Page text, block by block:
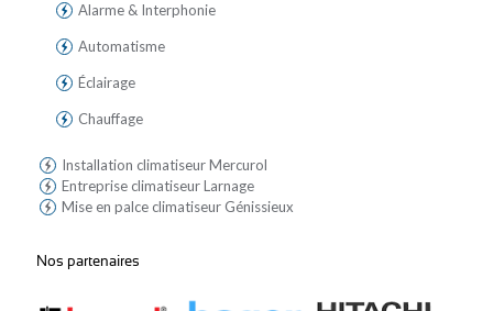
Alarme & Interphonie
Automatisme
Éclairage
Chauffage
Installation climatiseur Mercurol
Entreprise climatiseur Larnage
Mise en palce climatiseur Génissieux
Nos partenaires